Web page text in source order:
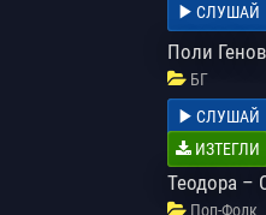
СЛУШАЙ
Поли
БГ
СЛУШАЙ
ИЗТЕГЛИ
Теодора –
Поп-Фолк